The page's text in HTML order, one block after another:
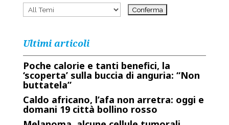
Ultimi articoli
Poche calorie e tanti benefici, la
‘scoperta’ sulla buccia di anguria: “Non
buttatela”
Caldo africano, l’afa non arretra: oggi e
domani 19 città bollino rosso